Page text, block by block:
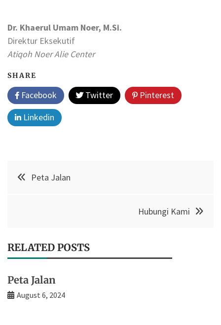
Dr. Khaerul Umam Noer, M.Si.
Direktur Eksekutif
Atiqoh Noer Alie Center
SHARE
Facebook Twitter
Pinterest
Linkedin
Post Peta Jalan
Hubungi Kami
RELATED POSTS
Peta Jalan
August 6, 2024